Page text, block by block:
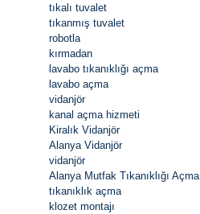
tıkalı tuvalet
tıkanmış tuvalet
robotla
kırmadan
lavabo tıkanıklığı açma
lavabo açma
vidanjör
kanal açma hizmeti
Kiralık Vidanjör
Alanya Vidanjör
vidanjör
Alanya Mutfak Tıkanıklığı Açma
tıkanıklık açma
klozet montajı